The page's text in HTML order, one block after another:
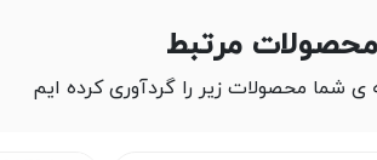
محصولات مرتبط
شما محصولات زیر را گردآوری کرده ایم